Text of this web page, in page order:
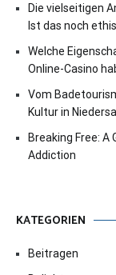
Die vielseitigen
Ist das noch
Welche
Online-Casino
Vom
Kultur in
Breaking Free: A
Addiction
KATEGORIEN
Beitragen